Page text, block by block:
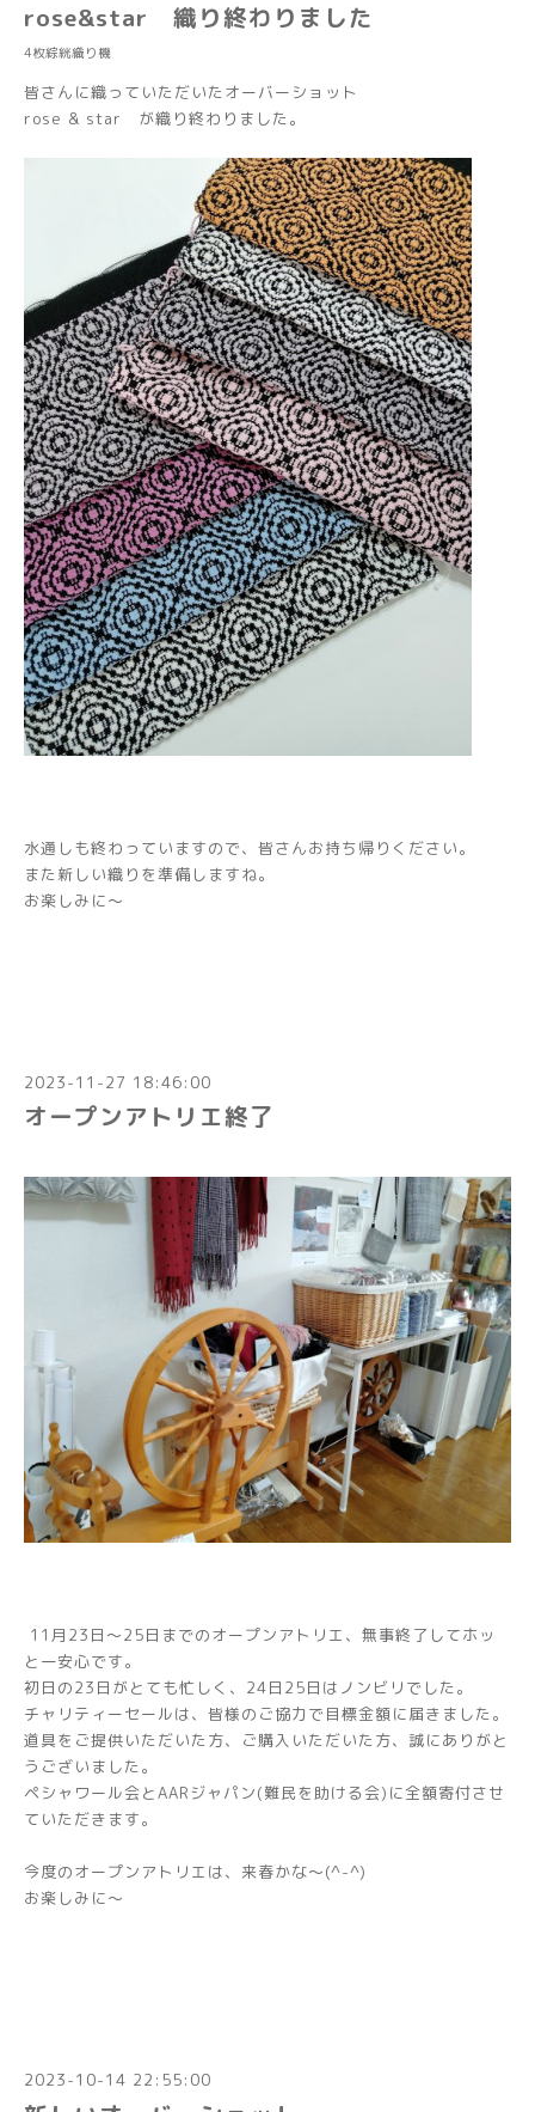
rose&star 織り終わりました
4枚綜絖織り機
皆さんに織っていただいたオーバーショット
rose & star が織り終わりました。
水通しも終わっていますので、皆さんお持ち帰りください。
また新しい織りを準備しますね。
お楽しみに～
2023-11-27 18:46:00
オープンアトリエ終了
11月23日～25日までのオープンアトリエ、無事終了してホッ
と一安心です。
初日の23日がとても忙しく、24日25日はノンビリでした。
チャリティーセールは、皆様のご協力で目標金額に届きました。
道具をご提供いただいた方、ご購入いただいた方、誠にありがと
うございました。
ペシャワール会とAARジャパン(難民を助ける会)に全額寄付させ
ていただきます。
今度のオープンアトリエは、来春かな～(^-^)
お楽しみに～
2023-10-14 22:55:00